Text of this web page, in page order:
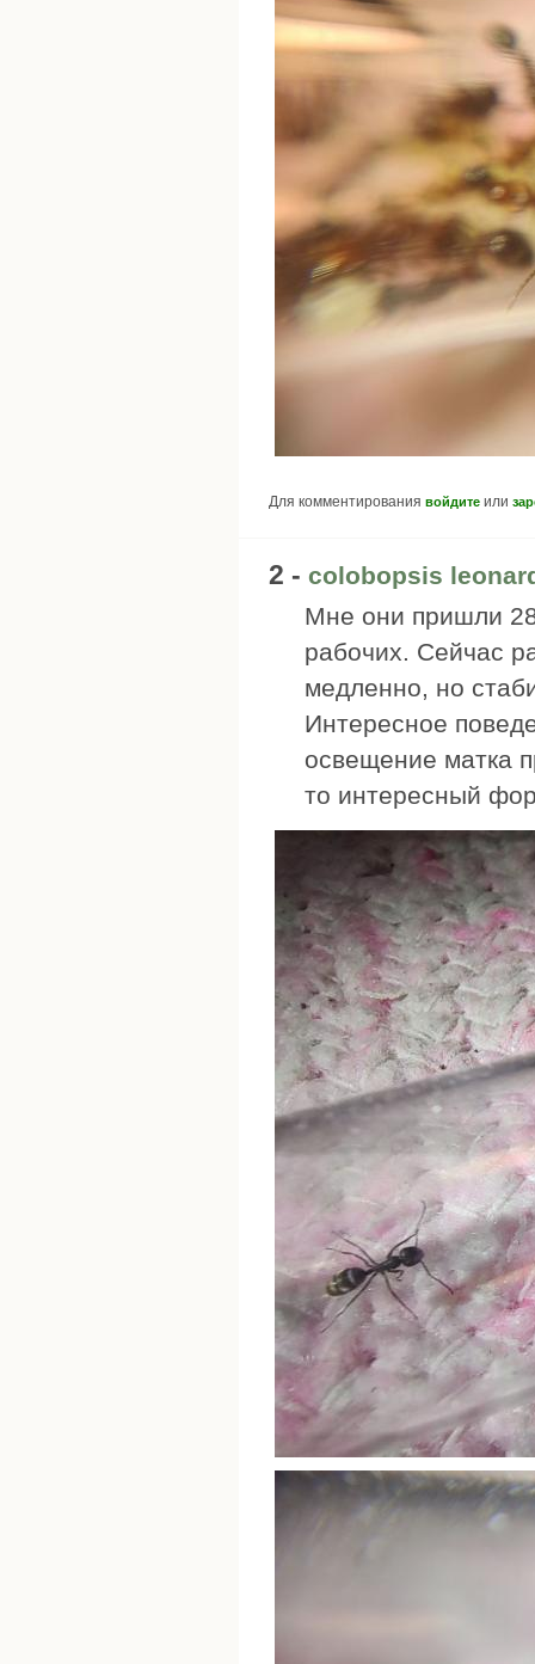
Для комментирования войдите или
2 - colobopsis
Мне они пришли
рабочих. Сейчас
медленно, но
Интересное
освещение матка
то интересный